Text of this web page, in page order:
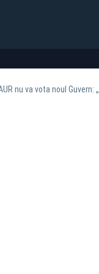
nu va vota noul Guvern: